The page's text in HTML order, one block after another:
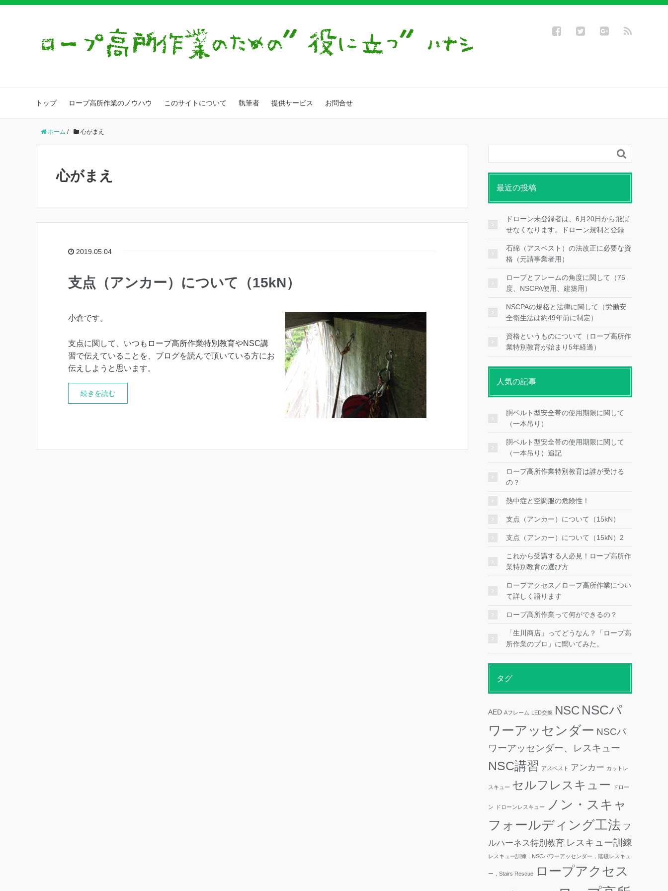
トップ ロープ高所作業のノウハウ このサイトについて 執筆者 提供サービス お問合せ
ホーム / 心がまえ
心がまえ
2019.05.04
支点（アンカー）について（15kN）
小倉です。
支点に関して、いつもロープ高所作業特別教育やNSC講
習で伝えていることを、ブログを読んで頂いている方にお
伝えしようと思います。
続きを読む

最近の投稿
ドローン未登録者は、6月20日から飛ば
せなくなります。ドローン規制と登録
石綿（アスベスト）の法改正に必要な資
格（元請事業者用）
ロープとフレームの角度に関して（75
度、NSCPA使用、建築用）
NSCPAの規格と法律に関して（労働安
全衛生法は約49年前に制定）
資格というものについて（ロープ高所作
業特別教育が始まり5年経過）
人気の記事
胴ベルト型安全帯の使用期限に関して
（一本吊り）
胴ベルト型安全帯の使用期限に関して
（一本吊り）追記
ロープ高所作業特別教育は誰が受ける
の？
熱中症と空調服の危険性！
支点（アンカー）について（15kN）
支点（アンカー）について（15kN）2
これから受講する人必見！ロープ高所作
業特別教育の選び方
ロープアクセス／ロープ高所作業につい
て詳しく語ります
ロープ高所作業って何ができるの？
「生川商店」ってどうなん？「ロープ高
所作業のプロ」に聞いてみた。
タグ
AED Aフレーム LED交換 NSC NSCパ
ワーアッセンダー NSCパ
ワーアッセンダー、レスキュー
NSC講習 アスベスト アンカー カットレ
スキュー セルフレスキュー ドロー
ン ドローンレスキュー
ノン・スキャ
フォールディング工法 フ
ルハーネス特別教育 レスキュー訓練
レスキュー訓練，NSCパワーアッセンダー，階段レスキュ
ー，Stairs Rescue ロープアクセス